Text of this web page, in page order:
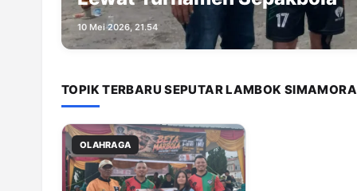
10 Mei 2026, 21.54
TOPIK TERBARU SEPUTAR LAMBOK SIMAMORA
OLAHRAGA